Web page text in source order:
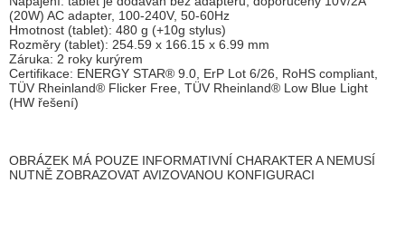
(20W) AC adapter, 100-240V, 50-60Hz
Hmotnost (tablet): 480 g (+10g stylus)
Rozměry (tablet): 254.59 x 166.15 x 6.99 mm
Záruka: 2 roky kurýrem
Certifikace: ENERGY STAR® 9.0, ErP Lot 6/26, RoHS compliant,
TÜV Rheinland® Flicker Free, TÜV Rheinland® Low Blue Light
(HW řešení)
OBRÁZEK MÁ POUZE INFORMATIVNÍ CHARAKTER A NEMUSÍ
NUTNĚ ZOBRAZOVAT AVIZOVANOU KONFIGURACI